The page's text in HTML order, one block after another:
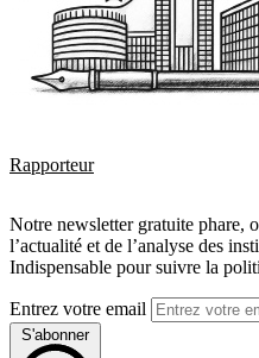
Rapporteur
Notre newsletter gratuite phare,
l’actualité et de l’analyse des
Indispensable pour suivre la
Entrez votre email
S'abonner